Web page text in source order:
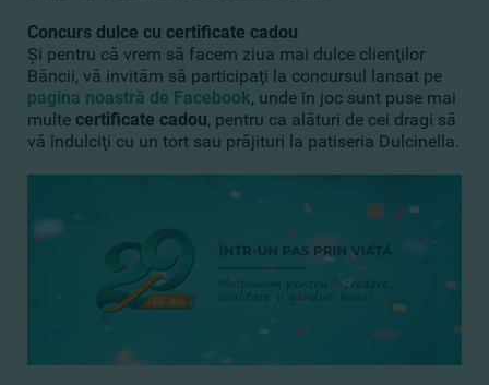
Concurs dulce cu certificate cadou
Şi pentru că vrem să facem ziua mai dulce clienţilor
Băncii, vă invităm să participaţi la concursul lansat pe
pagina noastră de Facebook, unde în joc sunt puse mai
multe certificate cadou, pentru ca alături de cei dragi să
vă îndulciţi cu un tort sau prăjituri la patiseria Dulcinella.